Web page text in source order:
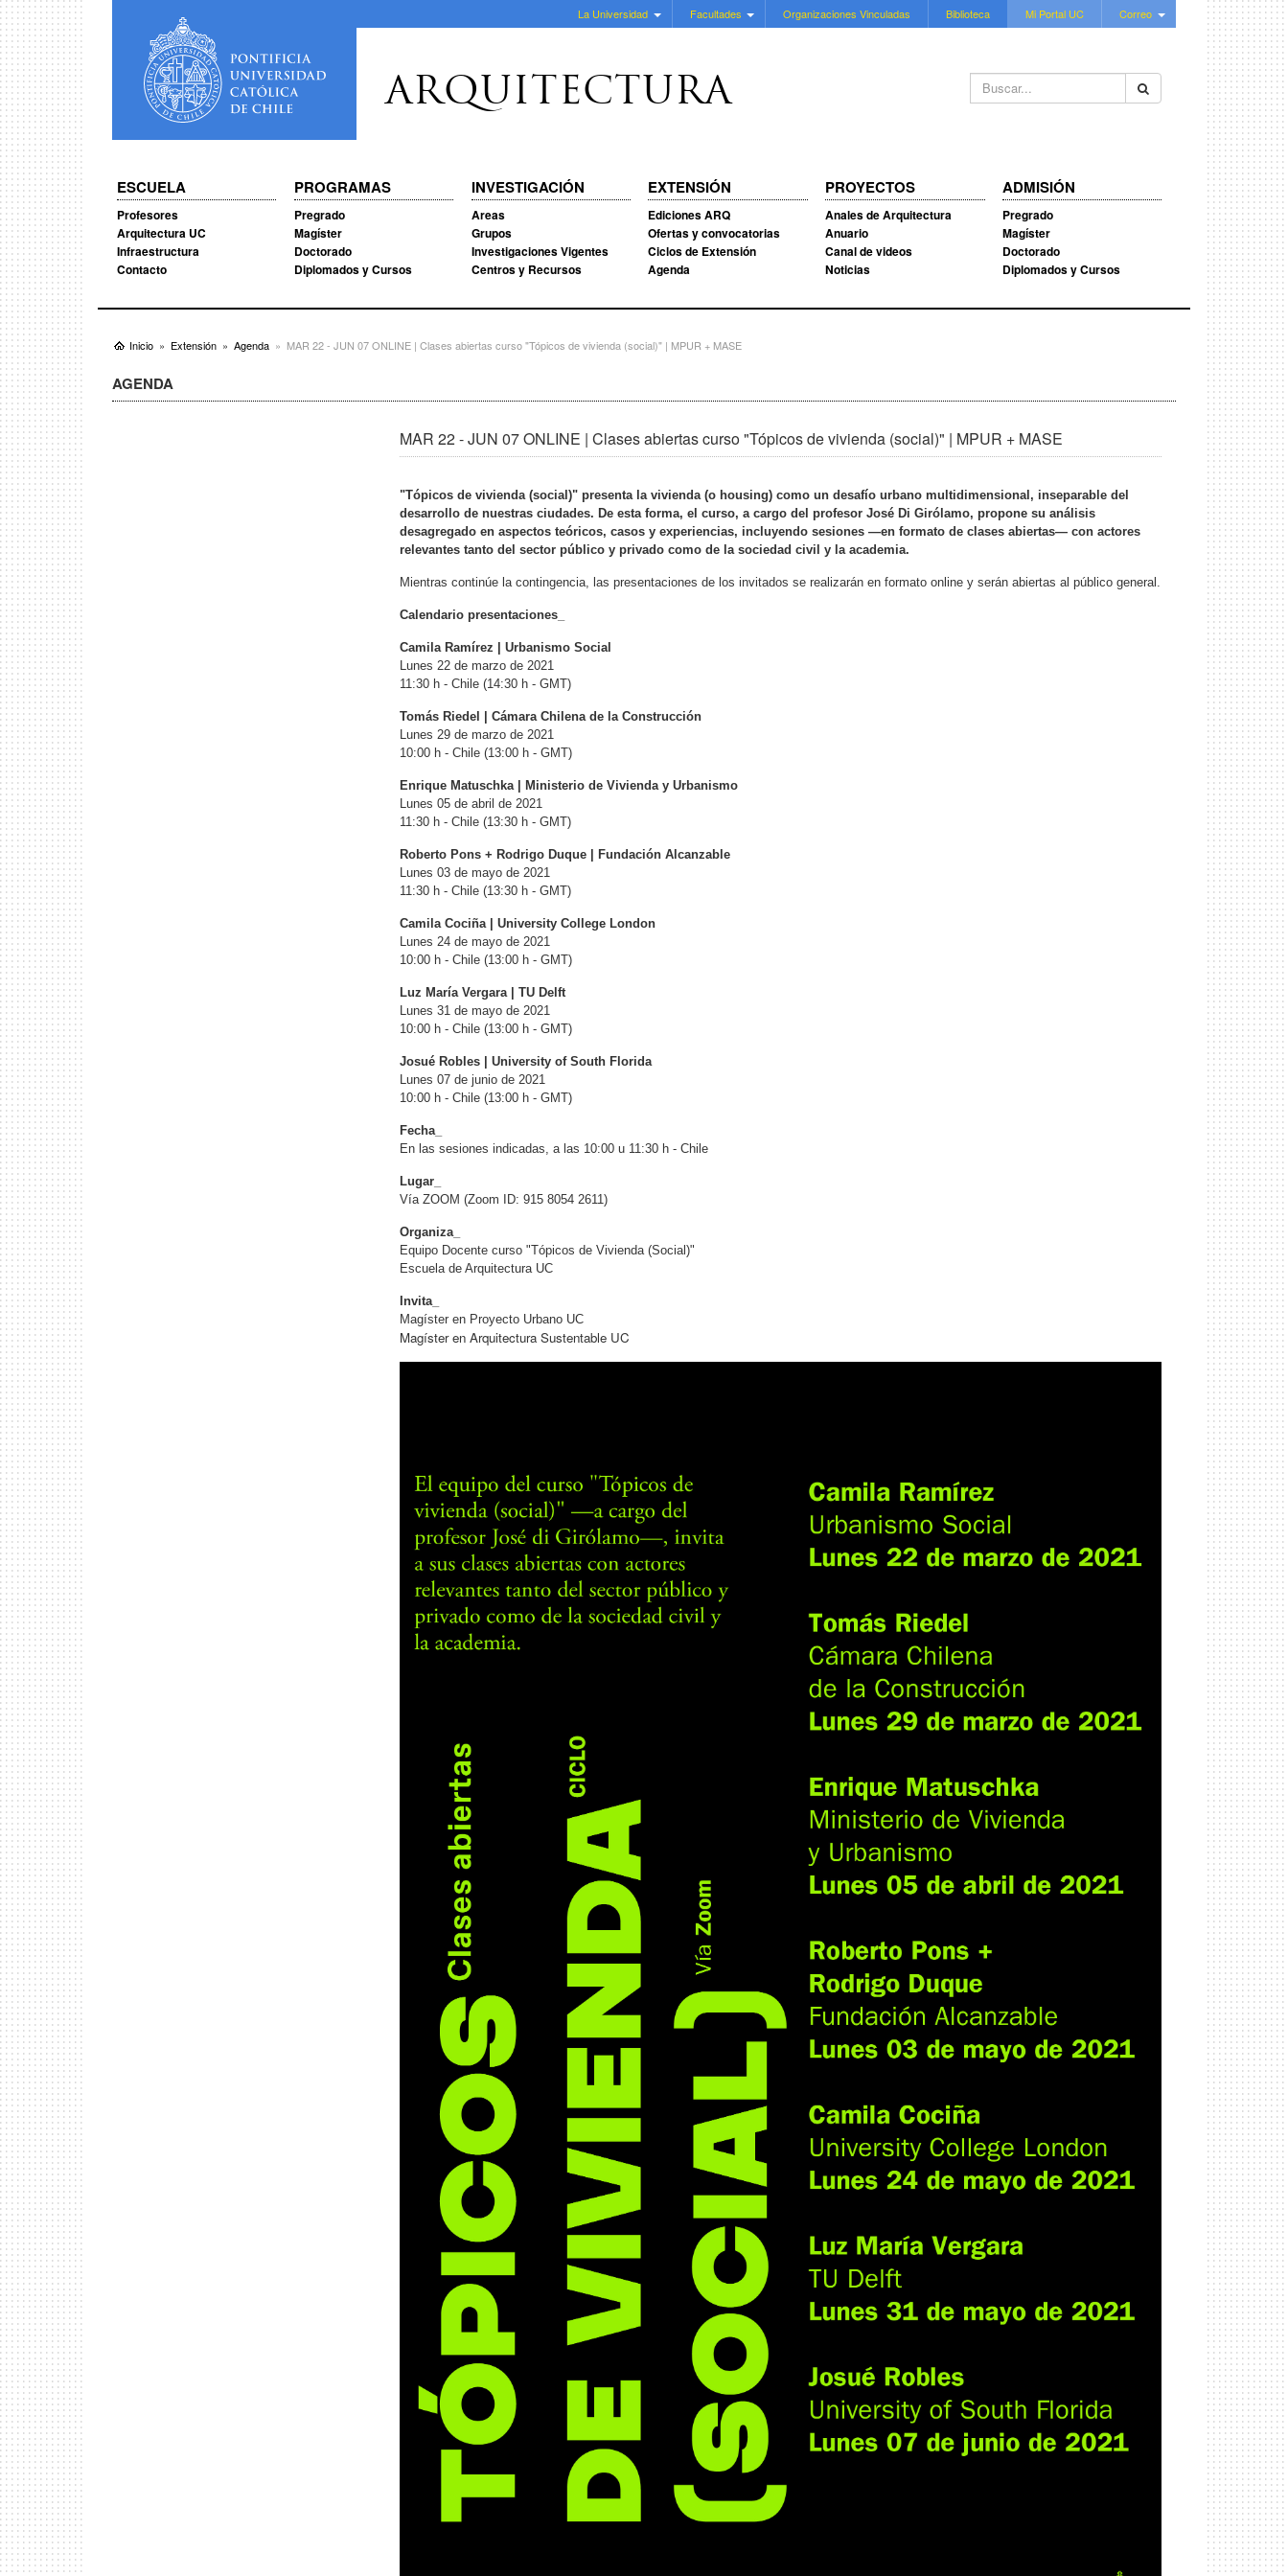
La Universidad Facultades Organizaciones Vinculadas Biblioteca Mi Portal UC Correo
Buscar...
ARQUITECTURA
ESCUELA
Profesores
Arquitectura UC
Infraestructura
Contacto
PROGRAMAS
Pregrado
Magíster
Doctorado
Diplomados y Cursos
INVESTIGACIÓN
Areas
Grupos
Investigaciones Vigentes
Centros y Recursos
EXTENSIÓN
Ediciones ARQ
Ofertas y convocatorias
Ciclos de Extensión
Agenda
PROYECTOS
Anales de Arquitectura
Anuario
Canal de videos
Noticias
ADMISIÓN
Pregrado
Magíster
Doctorado
Diplomados y Cursos
Inicio Extensión Agenda MAR 22 - JUN 07 ONLINE | Clases abiertas curso "Tópicos de vivienda (social)" | MPUR + MASE
AGENDA
MAR 22 - JUN 07 ONLINE | Clases abiertas curso "Tópicos de vivienda (social)" | MPUR + MASE
"Tópicos de vivienda (social)" presenta la vivienda (o housing) como un desafío urbano multidimensional, inseparable del
desarrollo de nuestras ciudades. De esta forma, el curso, a cargo del profesor José Di Girólamo, propone su análisis
desagregado en aspectos teóricos, casos y experiencias, incluyendo sesiones —en formato de clases abiertas— con actores
relevantes tanto del sector público y privado como de la sociedad civil y la academia.
Mientras continúe la contingencia, las presentaciones de los invitados se realizarán en formato online y serán abiertas al público general.
Calendario presentaciones_
Camila Ramírez | Urbanismo Social
Lunes 22 de marzo de 2021
11:30 h - Chile (14:30 h - GMT)
Tomás Riedel | Cámara Chilena de la Construcción
Lunes 29 de marzo de 2021
10:00 h - Chile (13:00 h - GMT)
Enrique Matuschka | Ministerio de Vivienda y Urbanismo
Lunes 05 de abril de 2021
11:30 h - Chile (13:30 h - GMT)
Roberto Pons + Rodrigo Duque | Fundación Alcanzable
Lunes 03 de mayo de 2021
11:30 h - Chile (13:30 h - GMT)
Camila Cociña | University College London
Lunes 24 de mayo de 2021
10:00 h - Chile (13:00 h - GMT)
Luz María Vergara | TU Delft
Lunes 31 de mayo de 2021
10:00 h - Chile (13:00 h - GMT)
Josué Robles | University of South Florida
Lunes 07 de junio de 2021
10:00 h - Chile (13:00 h - GMT)
Fecha_
En las sesiones indicadas, a las 10:00 u 11:30 h - Chile
Lugar_
Vía ZOOM (Zoom ID: 915 8054 2611)
Organiza_
Equipo Docente curso "Tópicos de Vivienda (Social)"
Escuela de Arquitectura UC
Invita_
Magíster en Proyecto Urbano UC
Magíster en Arquitectura Sustentable UC